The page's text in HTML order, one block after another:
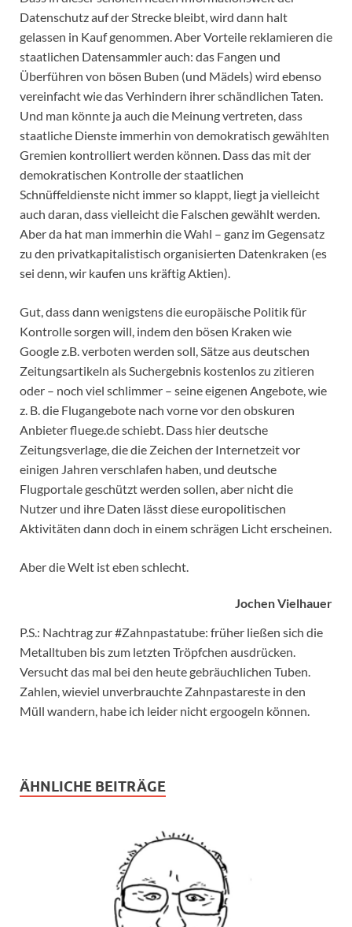
Datenschutz auf der Strecke bleibt, wird dann halt
gelassen in Kauf genommen. Aber Vorteile reklamieren die
staatlichen Datensammler auch: das Fangen und
Überführen von bösen Buben (und Mädels) wird ebenso
vereinfacht wie das Verhindern ihrer schändlichen Taten.
Und man könnte ja auch die Meinung vertreten, dass
staatliche Dienste immerhin von demokratisch gewählten
Gremien kontrolliert werden können. Dass das mit der
demokratischen Kontrolle der staatlichen
Schnüffeldienste nicht immer so klappt, liegt ja vielleicht
auch daran, dass vielleicht die Falschen gewählt werden.
Aber da hat man immerhin die Wahl – ganz im Gegensatz
zu den privatkapitalistisch organisierten Datenkraken (es
sei denn, wir kaufen uns kräftig Aktien).
Gut, dass dann wenigstens die europäische Politik für
Kontrolle sorgen will, indem den bösen Kraken wie
Google z.B. verboten werden soll, Sätze aus deutschen
Zeitungsartikeln als Suchergebnis kostenlos zu zitieren
oder – noch viel schlimmer – seine eigenen Angebote, wie
z. B. die Flugangebote nach vorne vor den obskuren
Anbieter fluege.de schiebt. Dass hier deutsche
Zeitungsverlage, die die Zeichen der Internetzeit vor
einigen Jahren verschlafen haben, und deutsche
Flugportale geschützt werden sollen, aber nicht die
Nutzer und ihre Daten lässt diese europolitischen
Aktivitäten dann doch in einem schrägen Licht erscheinen.
Aber die Welt ist eben schlecht.
Jochen Vielhauer
P.S.: Nachtrag zur #Zahnpastatube: früher ließen sich die
Metalltuben bis zum letzten Tröpfchen ausdrücken.
Versucht das mal bei den heute gebräuchlichen Tuben.
Zahlen, wieviel unverbrauchte Zahnpastareste in den
Müll wandern, habe ich leider nicht ergoogeln können.
ÄHNLICHE BEITRÄGE